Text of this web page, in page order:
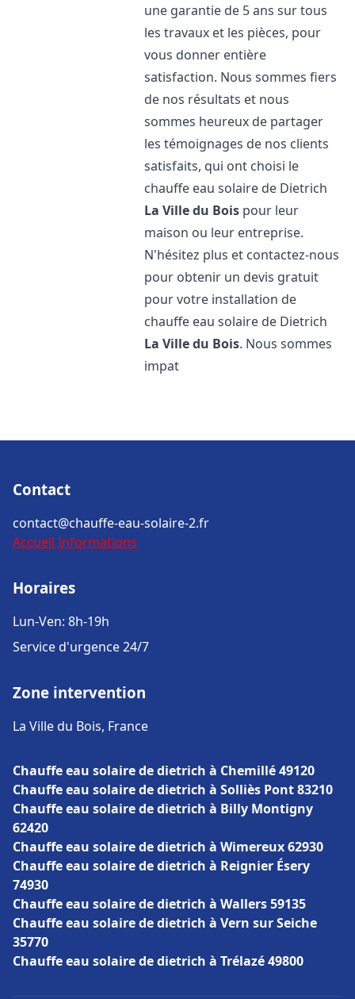
une garantie de 5 ans sur tous
les travaux et les pièces, pour
vous donner entière
satisfaction. Nous sommes fiers
de nos résultats et nous
sommes heureux de partager
les témoignages de nos clients
satisfaits, qui ont choisi le
chauffe eau solaire de Dietrich
La Ville du Bois pour leur
maison ou leur entreprise.
N'hésitez plus et contactez-nous
pour obtenir un devis gratuit
pour votre installation de
chauffe eau solaire de Dietrich
La Ville du Bois. Nous sommes
impat
Contact
contact@chauffe-eau-solaire-2.fr
Accueil Informations
Horaires
Lun-Ven: 8h-19h
Service d'urgence 24/7
Zone intervention
La Ville du Bois, France
Chauffe eau solaire de dietrich à Chemillé 49120
Chauffe eau solaire de dietrich à Solliès Pont 83210
Chauffe eau solaire de dietrich à Billy Montigny
62420
Chauffe eau solaire de dietrich à Wimereux 62930
Chauffe eau solaire de dietrich à Reignier Ésery
74930
Chauffe eau solaire de dietrich à Wallers 59135
Chauffe eau solaire de dietrich à Vern sur Seiche
35770
Chauffe eau solaire de dietrich à Trélazé 49800